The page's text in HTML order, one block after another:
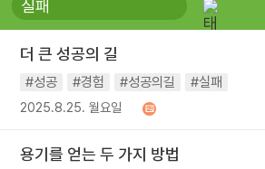
#희망
#나눔 #친구 #링컨학교
#독서
#건강 #면역력
더 큰 성공의 길
#성공 #경험 #성공의길 #실패
2025.8.25. 월요일
용기를 얻는 두 가지 방법